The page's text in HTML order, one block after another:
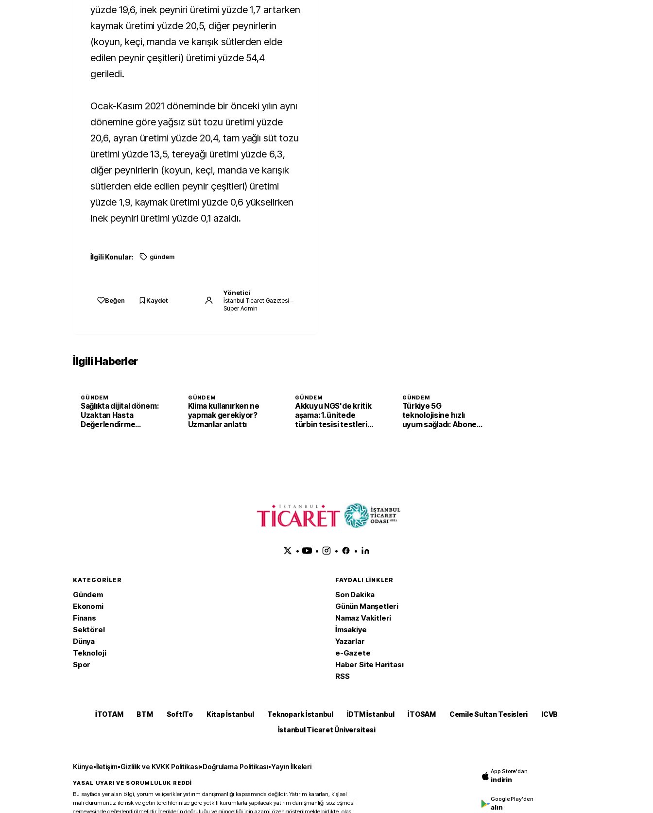
yüzde 19,6, inek peyniri üretimi yüzde 1,7 artarken
kaymak üretimi yüzde 20,5, diğer peynirlerin
(koyun, keçi, manda ve karışık sütlerden elde
edilen peynir çeşitleri) üretimi yüzde 54,4
geriledi.
Ocak-Kasım 2021 döneminde bir önceki yılın aynı
dönemine göre yağsız süt tozu üretimi yüzde
20,6, ayran üretimi yüzde 20,4, tam yağlı süt tozu
üretimi yüzde 13,5, tereyağı üretimi yüzde 6,3,
diğer peynirlerin (koyun, keçi, manda ve karışık
sütlerden elde edilen peynir çeşitleri) üretimi
yüzde 1,9, kaymak üretimi yüzde 0,6 yükselirken
inek peyniri üretimi yüzde 0,1 azaldı.
İlgili Konular: gündem
Beğen Kaydet
Yönetici
İstanbul Ticaret Gazetesi –
Süper Admin
İlgili Haberler
GÜNDEM
Sağlıkta dijital dönem:
Uzaktan Hasta
Değerlendirme
GÜNDEM
Klima kullanırken ne
yapmak gerekiyor?
Uzmanlar anlattı
GÜNDEM
Akkuyu NGS'de kritik
aşama: 1. ünitede
türbin tesisi testleri
GÜNDEM
Türkiye 5G
teknolojisine hızlı
uyum sağladı: Abone
• • • •
KATEGORILER
Gündem
Ekonomi
Finans
Sektörel
Dünya
Teknoloji
Spor
FAYDALI LINKLER
Son Dakika
Günün Manşetleri
Namaz Vakitleri
İmsakiye
Yazarlar
e-Gazete
Haber Site Haritası
RSS
İTOTAM BTM SoftITo Kitap İstanbul Teknopark İstanbul İDTM İstanbul İTOSAM Cemile Sultan Tesisleri
ICVB
İstanbul Ticaret Üniversitesi
Künye•İletişim•Gizlilik ve KVKK Politikası•Doğrulama Politikası•Yayın İlkeleri
YASAL UYARI VE SORUMLULUK REDDİ
Bu sayfada yer alan bilgi, yorum ve içerikler yatırım danışmanlığı kapsamında değildir. Yatırım kararları, kişisel
mali durumunuz ile risk ve getiri tercihlerinize göre yetkili kurumlarla yapılacak yatırım danışmanlığı sözleşmesi
çerçevesinde değerlendirilmelidir. İçeriklerin doğruluğu ve güncelliği için azami özen gösterilmekle birlikte, olası
App Store'dan
indirin
Google Play'den
alın